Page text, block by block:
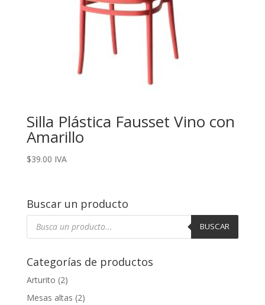
Silla Plástica Fausset Vino con
Amarillo
$39.00 IVA
Buscar un producto
Búsqueda
BUSCAR
Categorías de productos
Arturito (2)
Mesas altas (2)